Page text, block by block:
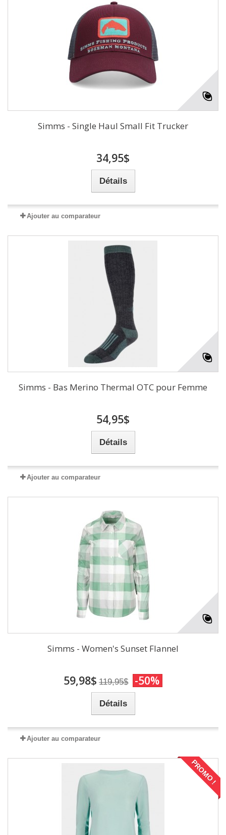
Simms - Single Haul Small Fit Trucker
34,95$
Détails
Ajouter au comparateur
Simms - Bas Merino Thermal OTC pour Femme
54,95$
Détails
Ajouter au comparateur
Simms - Women's Sunset Flannel
59,98$ 119,95$ -50%
Détails
Ajouter au comparateur
PROMO !